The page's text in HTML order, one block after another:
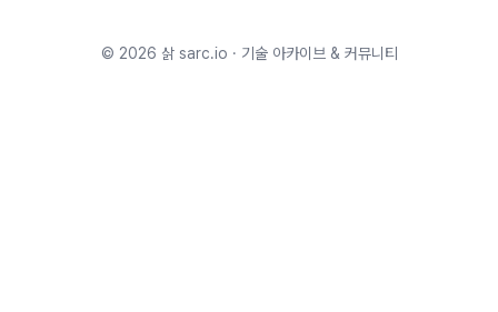
© 2026 삵 sarc.io · 기술 아카이브 & 커뮤니티